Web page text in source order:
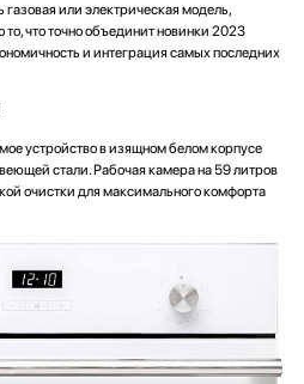
или электрическая модель,
что точно объединит новинки 2023
и интеграция самых последних
устройство в изящном белом корпусе
стали. Рабочая камера на 59 литров
очистки для максимального комфорта